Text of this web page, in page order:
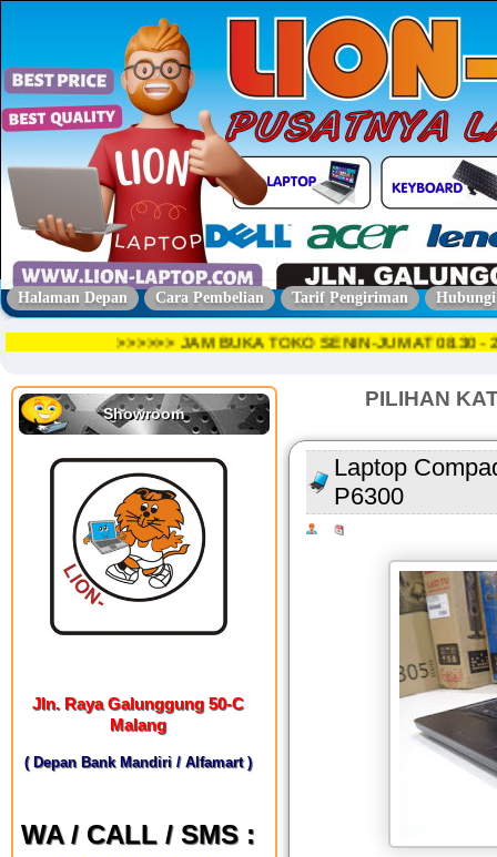
Halaman Depan Cara Pembelian Tarif Pengiriman
>>>>>> JAM BUKA TOKO SENIN-JUMAT
Showroom
Jln. Raya Galunggung 50-C
Malang
( Depan Bank Mandiri / Alfamart )
WA / CALL / SMS :
PILIHAN
Laptop
P6300